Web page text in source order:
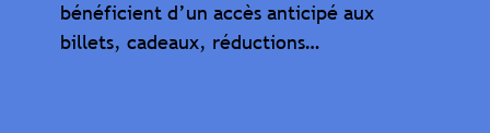
bénéficient d’un accès anticipé aux
billets, cadeaux, réductions…